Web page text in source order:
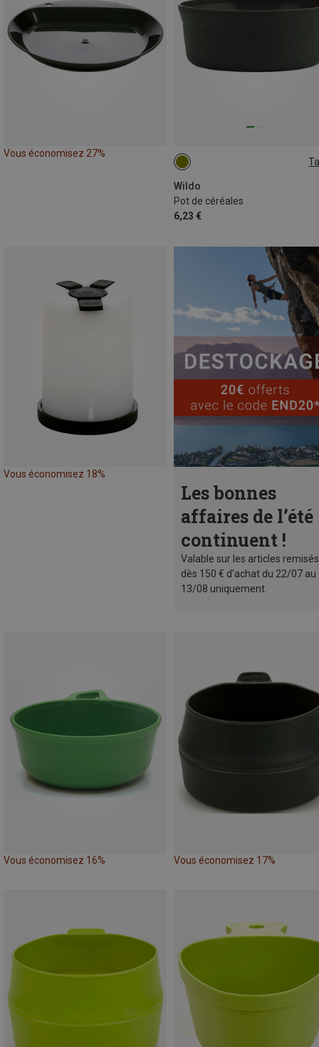
Vous économisez 27%
Wildo
Pot de céréales
6,23 €
ONE SIZE
Vous économisez 18%
Les bonnes
affaires de l’été
continuent !
Valable sur les articles remisés
dès 150 € d'achat du 22/07 au
13/08 uniquement.
Vous économisez 16% Vous économisez 17%